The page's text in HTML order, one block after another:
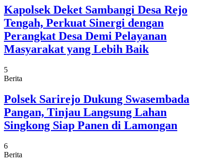
Kapolsek Deket Sambangi Desa Rejo
Tengah, Perkuat Sinergi dengan
Perangkat Desa Demi Pelayanan
Masyarakat yang Lebih Baik
5
Berita
Polsek Sarirejo Dukung Swasembada
Pangan, Tinjau Langsung Lahan
Singkong Siap Panen di Lamongan
6
Berita